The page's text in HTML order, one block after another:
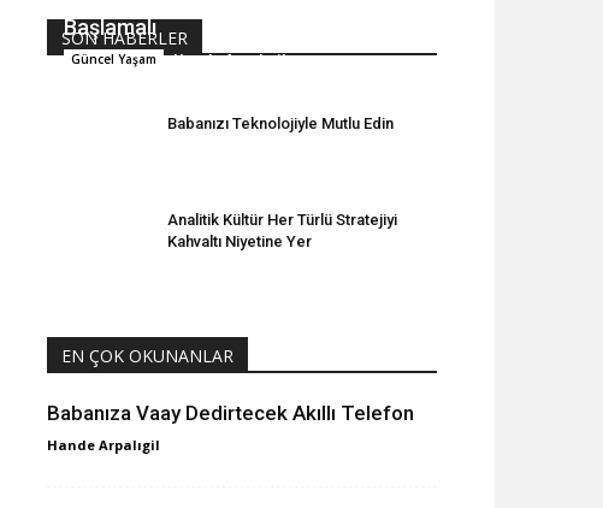
SON HABERLER
Başlamalı
Güncel Yaşam Hande Arpalıgil
Babanızı Teknolojiyle Mutlu Edin
Analitik Kültür Her Türlü Stratejiyi
Kahvaltı Niyetine Yer
EN ÇOK OKUNANLAR
Babanıza Vaay Dedirtecek Akıllı Telefon
Hande Arpalıgil